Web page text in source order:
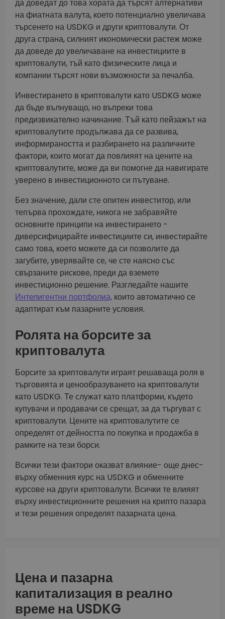
да доведат до това хората да търсят алтернативи
на фиатната валута, което потенциално увеличава
търсенето на USDKG и други криптовалути. От
друга страна, силният икономически растеж може
да доведе до увеличаване на инвестициите в
криптовалути, тъй като физическите лица и
компании търсят нови възможности за печалба.
Инвестирането в криптовалути като USDKG може
да бъде вълнуващо, но въпреки това
предизвикателно начинание. Тъй като пейзажът на
криптовалутите продължава да се развива,
информираността и разбирането на различните
фактори, които могат да повлияят на цените на
криптовалутите, може да ви помогне да навигирате
уверено в инвестиционното си пътуване.
Без значение, дали сте опитен инвеститор, или
тепърва прохождате, никога не забравяйте
основните принципи на инвестирането -
диверсифицирайте инвестициите си, инвестирайте
само това, което можете да си позволите да
загубите, уверявайте се, че сте наясно със
свързаните рискове, преди да вземете
инвестиционно решение. Разгледайте нашите
Интелигентни портфолиа, които автоматично се
адаптират към пазарните условия.
Ролята на борсите за
криптовалута
Борсите за криптовалути играят решаваща роля в
търговията и ценообразуването на криптовалути
като USDKG. Те служат като платформи, където
купувачи и продавачи се срещат, за да търгуват с
криптовалути. Цените на криптовалутите се
определят от дейността по покупка и продажба в
рамките на тези борси.
Всички тези фактори оказват влияние- още днес-
върху обменния курс на USDKG и обменните
курсове на други криптовалути. Всички те влияят
върху инвестиционните решения на крипто пазара
и тези решения определят пазарната цена.
Цена и пазарна
капитализация в реално
време на USDKG